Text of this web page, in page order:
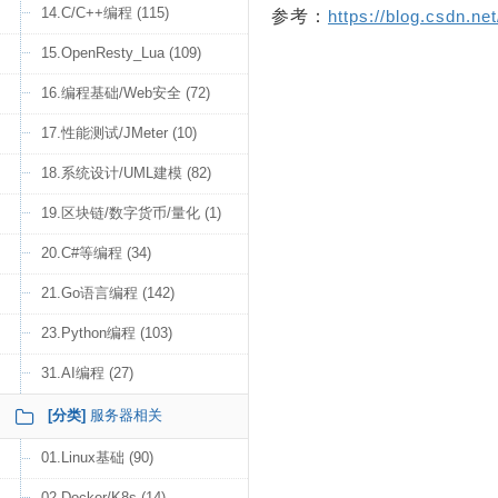
14.C/C++编程 (115)
15.OpenResty_Lua (109)
16.编程基础/Web安全 (72)
17.性能测试/JMeter (10)
18.系统设计/UML建模 (82)
19.区块链/数字货币/量化 (1)
20.C#等编程 (34)
21.Go语言编程 (142)
23.Python编程 (103)
31.AI编程 (27)
[分类] 服务器相关
01.Linux基础 (90)
参考： https://